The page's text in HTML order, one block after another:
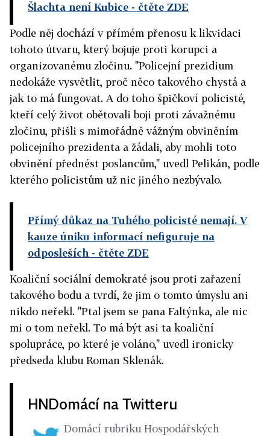
Šlachta není Kubice - čtěte ZDE
Podle něj dochází v přímém přenosu k likvidaci
tohoto útvaru, který bojuje proti korupci a
organizovanému zločinu. "Policejní prezidium
nedokáže vysvětlit, proč něco takového chystá a
jak to má fungovat. A do toho špičkoví policisté,
kteří celý život obětovali boji proti závažnému
zločinu, přišli s mimořádně vážným obviněním
policejního prezidenta a žádali, aby mohli toto
obvinění přednést poslancům," uvedl Pelikán, podle
kterého policistům už nic jiného nezbývalo.
Přímý důkaz na Tuhého policisté nemají. V
kauze úniku informací nefiguruje na
odposleších - čtěte ZDE
Koaliční sociální demokraté jsou proti zařazení
takového bodu a tvrdí, že jim o tomto úmyslu ani
nikdo neřekl. "Ptal jsem se pana Faltýnka, ale nic
mi o tom neřekl. To má být asi ta koaliční
spolupráce, po které je voláno," uvedl ironicky
předseda klubu Roman Sklenák.
HNDomácí na Twitteru
Domácí rubriku Hospodářských